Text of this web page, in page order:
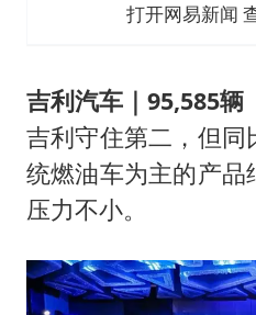
打开网易新闻
吉利汽车｜95,585辆
吉利守住第二，但
统燃油车为主的产品
压力不小。